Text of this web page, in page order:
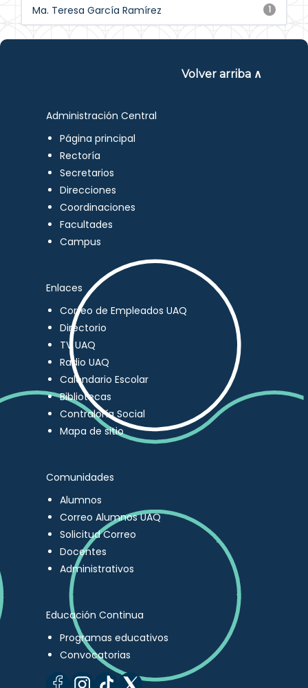
1
Ma. Teresa García Ramírez
Volver arriba ∧
Administración Central
Página principal
Rectoría
Secretarios
Direcciones
Coordinaciones
Facultades
Campus
Enlaces
Correo de Empleados UAQ
Directorio
TV UAQ
Radio UAQ
Calendario Escolar
Bibliotecas
Contraloría Social
Mapa de sitio
Comunidades
Alumnos
Correo Alumnos UAQ
Solicitud Correo
Docentes
Administrativos
Educación Continua
Programas educativos
Convocatorias